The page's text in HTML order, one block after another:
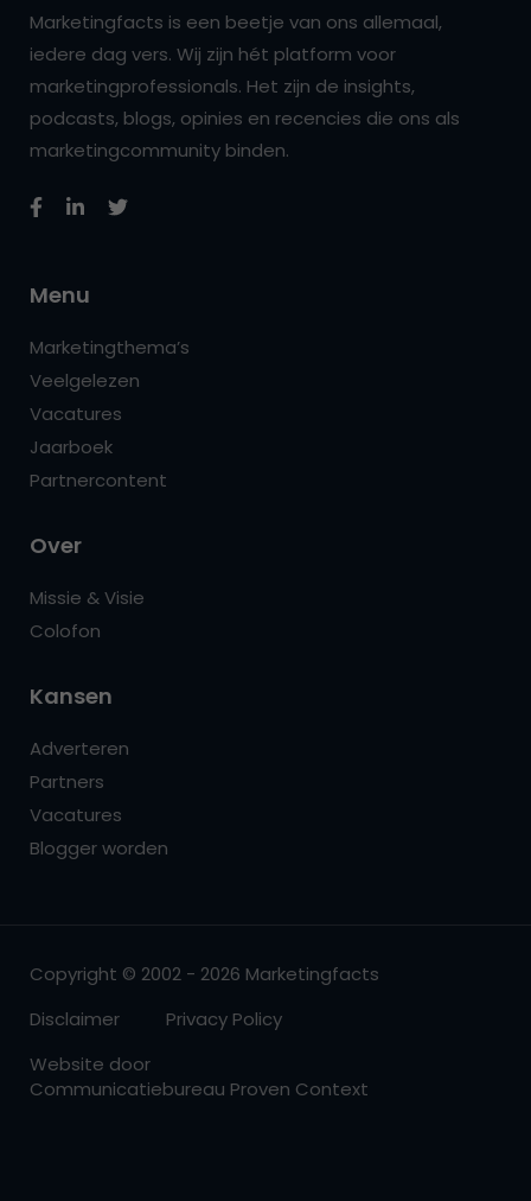
Marketingfacts is een beetje van ons allemaal,
iedere dag vers. Wij zijn hét platform voor
marketingprofessionals. Het zijn de insights,
podcasts, blogs, opinies en recencies die ons als
marketingcommunity binden.
Menu
Marketingthema’s
Veelgelezen
Vacatures
Jaarboek
Partnercontent
Over
Missie & Visie
Colofon
Kansen
Adverteren
Partners
Vacatures
Blogger worden
Copyright © 2002 - 2026 Marketingfacts
Disclaimer
Privacy Policy
Website door
Communicatiebureau Proven Context